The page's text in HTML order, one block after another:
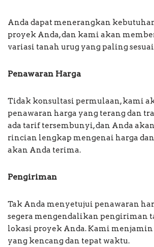
Anda dapat menerangkan
proyek Anda, dan kami akan
variasi tanah urug yang paling
Penawaran Harga
Tidak konsultasi permulaan, kami
penawaran harga yang terang dan
ada tarif tersembunyi, dan Anda
rincian lengkap mengenai harga
akan Anda terima.
Pengiriman
Tak Anda menyetujui penawaran
segera mengendalikan pengiriman
lokasi proyek Anda. Kami
yang kencang dan tepat waktu.